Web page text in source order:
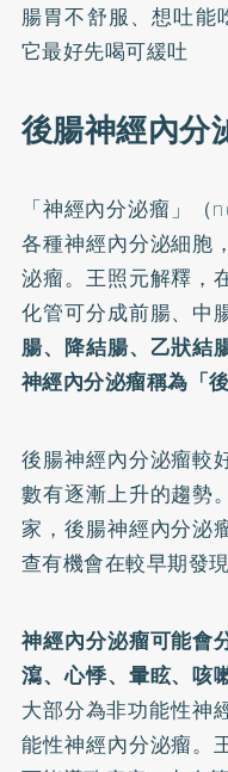
腸胃不舒服、想吐能
它最好先喝可緩吐
後腸神經內分
「神經內分泌瘤」
各種神經內分泌細胞
泌瘤。王照元解釋，
化管可分成前腸、中
腸、降結腸、乙狀結
神經內分泌瘤稱為「
後腸神經內分泌瘤較
數有逐漸上升的趨勢
家，後腸神經內分泌
查有機會在較早期發
神經內分泌瘤可能會
瀉、心悸、暈眩、咳
大部分為非功能性神
能性神經內分泌瘤。